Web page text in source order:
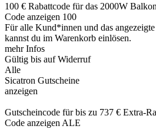
100 € Rabattcode für das 2000W
Code anzeigen 100
Für alle Kund*innen und das
kannst du im Warenkorb einlösen.
mehr Infos
Gültig bis auf Widerruf
Alle
Sicatron Gutscheine
anzeigen
Gutscheincode für bis zu 737 € Extra-
Code anzeigen ALE